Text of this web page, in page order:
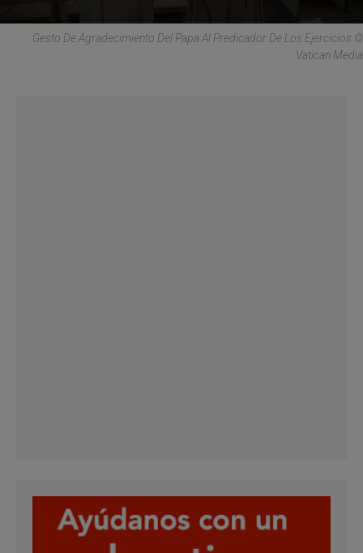
Gesto De Agradecimiento Del Papa Al Predicador De Los Ejercicios ©
Vatican Media